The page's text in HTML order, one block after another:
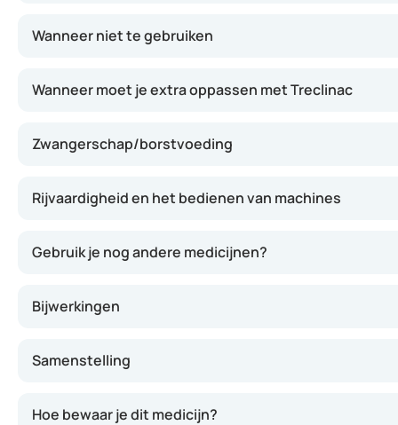
Wanneer niet te gebruiken
Wanneer moet je extra oppassen met Treclinac
Zwangerschap/borstvoeding
Rijvaardigheid en het bedienen van machines
Gebruik je nog andere medicijnen?
Bijwerkingen
Samenstelling
Hoe bewaar je dit medicijn?